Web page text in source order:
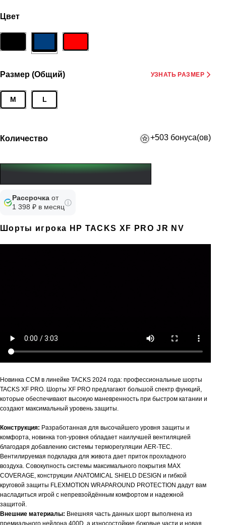
Цвет
Размер (Общий) УЗНАТЬ РАЗМЕР
M L
Количество +503 бонуса(ов)
Рассрочка от
1 398 ₽ в месяц
Шорты игрока HP TACKS XF PRO JR NV
Новинка CCM в линейке TACKS 2024 года: профессиональные шорты
TACKS XF PRO. Шорты XF PRO предлагают большой спектр функций,
которые обеспечивают высокую маневренность при быстром катании и
создают максимальный уровень защиты.
Конструкция: Разработанная для высочайшего уровня защиты и
комфорта, новинка топ-уровня обладает наилучшей вентиляцией
благодаря добавлению системы терморегуляции AER-TEC.
Вентилируемая подкладка для живота дает приток прохладного
воздуха. Совокупность системы максимального покрытия MAX
COVERAGE, конструкции ANATOMICAL SHIELD DESIGN и гибкой
круговой защиты FLEXMOTION WRAPAROUND PROTECTION дадут вам
насладиться игрой с непревзойдённым комфортом и надежной
защитой.
Внешние материалы: Внешняя часть данных шорт выполнена из
премиального нейлона 400D , а износостойкие боковые части и новая